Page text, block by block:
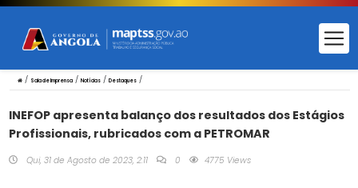
/ Sala de Imprensa/ Notícias/ Destaques/
INEFOP apresenta balanço dos resultados dos Estágios
Profissionais, rubricados com a PETROMAR
Qui, 31 de Agosto de 2023, 2:11 0 4775 Views